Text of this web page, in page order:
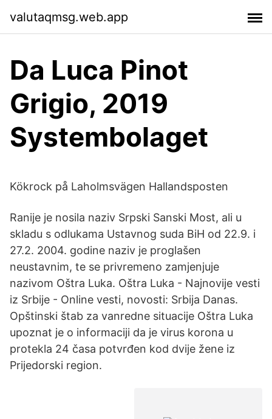
valutaqmsg.web.app
Da Luca Pinot
Grigio, 2019
Systembolaget
Kökrock på Laholmsvägen Hallandsposten
Ranije je nosila naziv Srpski Sanski Most, ali u
skladu s odlukama Ustavnog suda BiH od 22.9. i
27.2. 2004. godine naziv je proglašen
neustavnim, te se privremeno zamjenjuje
nazivom Oštra Luka. Oštra Luka - Najnovije vesti
iz Srbije - Online vesti, novosti: Srbija Danas.
Opštinski štab za vanredne situacije Oštra Luka
upoznat je o informaciji da je virus korona u
protekla 24 časa potvrđen kod dvije žene iz
Prijedorski region.